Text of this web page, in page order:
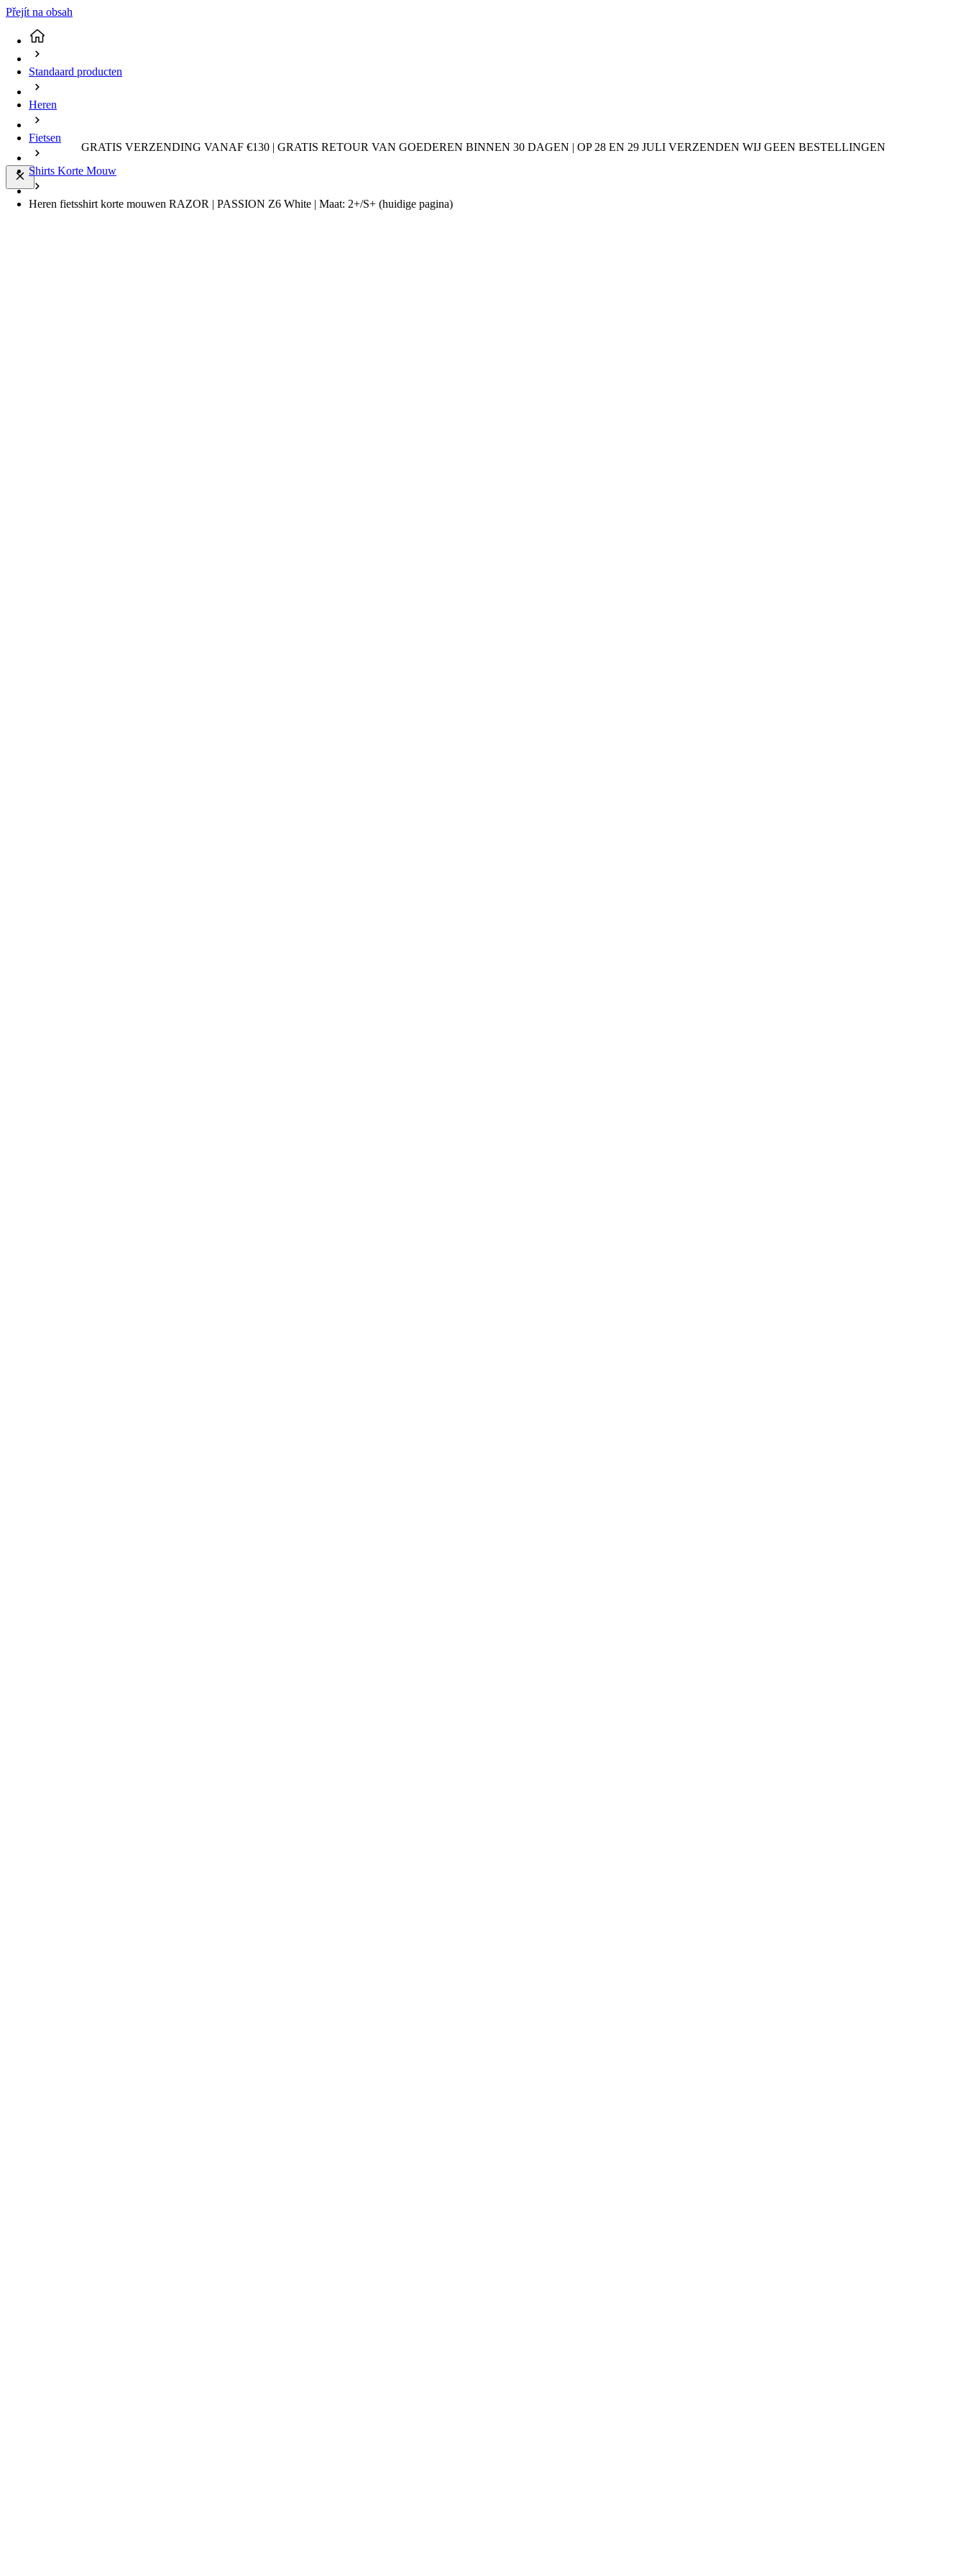
Přejít na obsah
GRATIS VERZENDING VANAF €130 | GRATIS RETOUR VAN GOEDEREN BINNEN 30 DAGEN | OP 28 EN 29 JULI VERZENDEN WIJ GEEN BESTELLINGEN
Standaard producten
Heren
Fietsen
Shirts Korte Mouw
Heren fietsshirt korte mouwen RAZOR | PASSION Z6 White | Maat: 2+/S+ (huidige pagina)